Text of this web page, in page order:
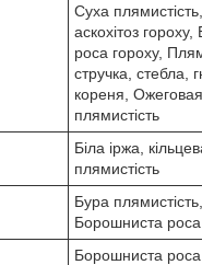
Суха
аскохітоз
роса гороху,
стручка, стебла,
кореня, Ожеговая
плямистість
Біла іржа,
плямистість
Бура плямистість,
Борошниста роса
Борошниста роса